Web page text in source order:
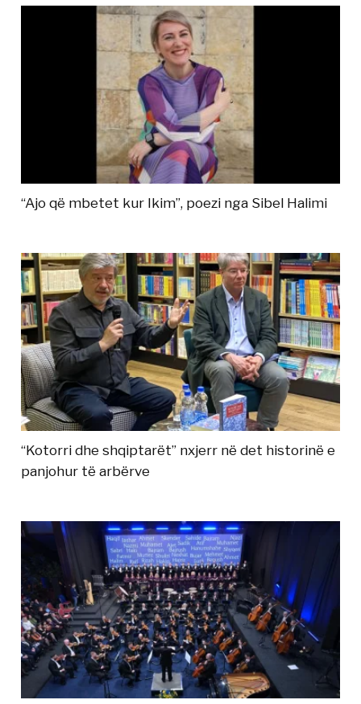
“Ajo që mbetet kur Ikim”, poezi nga Sibel Halimi
“Kotorri dhe shqiptarët” nxjerr në det historinë e
panjohur të arbërve